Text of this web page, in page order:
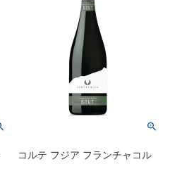
コルテ フジア フランチャコル